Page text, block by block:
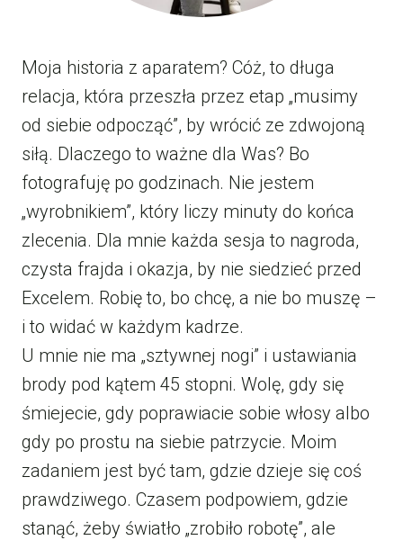
Moja historia z aparatem? Cóż, to długa
relacja, która przeszła przez etap „musimy
od siebie odpocząć”, by wrócić ze zdwojoną
siłą. Dlaczego to ważne dla Was? Bo
fotografuję po godzinach. Nie jestem
„wyrobnikiem”, który liczy minuty do końca
zlecenia. Dla mnie każda sesja to nagroda,
czysta frajda i okazja, by nie siedzieć przed
Excelem. Robię to, bo chcę, a nie bo muszę –
i to widać w każdym kadrze.
U mnie nie ma „sztywnej nogi” i ustawiania
brody pod kątem 45 stopni. Wolę, gdy się
śmiejecie, gdy poprawiacie sobie włosy albo
gdy po prostu na siebie patrzycie. Moim
zadaniem jest być tam, gdzie dzieje się coś
prawdziwego. Czasem podpowiem, gdzie
stanąć, żeby światło „zrobiło robotę”, ale